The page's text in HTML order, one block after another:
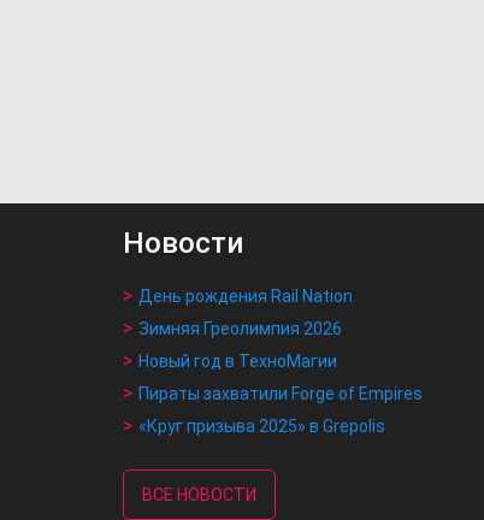
Новости
День рождения Rail Nation
Зимняя Греолимпия 2026
Новый год в ТехноМагии
Пираты захватили Forge of Empires
«Круг призыва 2025» в Grepolis
ВСЕ НОВОСТИ